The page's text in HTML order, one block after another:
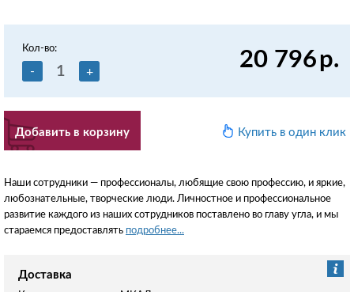
Кол-во:
- +
Добавить в корзину
20 796р.
Купить в один клик
Наши сотрудники — профессионалы, любящие свою профессию, и яркие,
любознательные, творческие люди. Личностное и профессиональное
развитие каждого из наших сотрудников поставлено во главу угла, и мы
стараемся предоставлять подробнее...
Доставка